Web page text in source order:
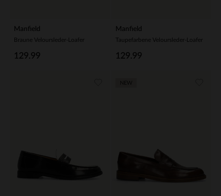
Manfield
Braune Veloursleder-Loafer
129.99
Manfield
Taupefarbene Veloursleder-Loafer
129.99